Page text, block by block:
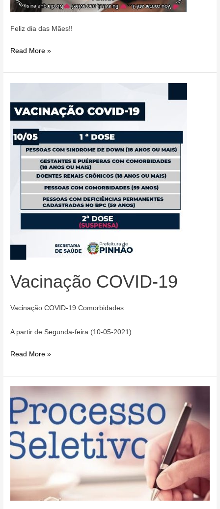
Feliz dia das Mães!!
Read More »
Vacinação COVID-19
Vacinação COVID-19 Comorbidades
A partir de Segunda-feira (10-05-2021)
Vacinação
19
Read More »